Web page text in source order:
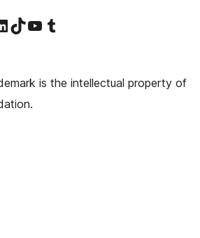
મુલાકાત લોઅમારા TikTok એકાઉન્ટની મુલાકાત લોઅમારી YouTube ચેનલની મુલાકાત લો અમારા Tumblr એકાઉન્ટની મુલાકાત લો
is the intellectual property of